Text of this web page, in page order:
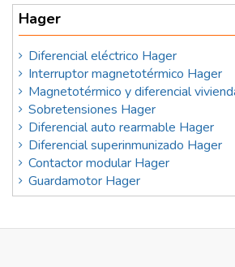
Hager
Diferencial eléctrico Hager
Interruptor magnetotérmico Hager
Magnetotérmico y diferencial
Sobretensiones Hager
Diferencial auto rearmable Hager
Diferencial superinmunizado Hager
Contactor modular Hager
Guardamotor Hager